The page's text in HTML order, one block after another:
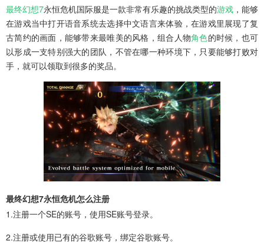
最终幻想7永恒危机国际服是一款非常有乐趣的挑战类型的游戏 ，能够
在游戏当中打开语音系统去选择中文语言来体验，在游戏里展现了复
古简约的画面，能够带来最唯美的风格，组合人物角色的时候，也可
以形成一支特别强大的团队，不管在哪一种环境下，只要能够打败对
手，就可以领取到很多的奖品。
最终幻想7永恒危机怎么注册
1.注册一个SE的账号，使用SE账号登录。
2.注册或使用已有的谷歌账号，绑定谷歌账号。